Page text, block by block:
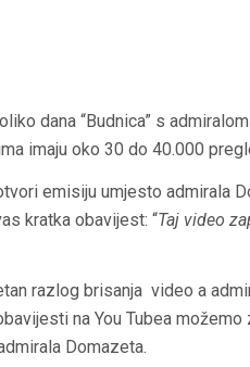
dana “Budnica” s
imaju oko 30 do 40.000
emisiju umjesto admirala
kratka obavijest: “Taj video
razlog brisanja video a
na You Tubea
Domazeta.